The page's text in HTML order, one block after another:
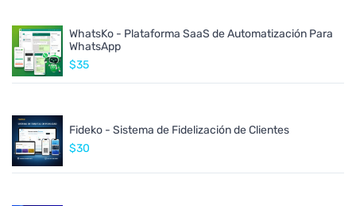
WhatsKo - Plataforma SaaS de Automatización Para
WhatsApp
$35
Fideko - Sistema de Fidelización de Clientes
$30